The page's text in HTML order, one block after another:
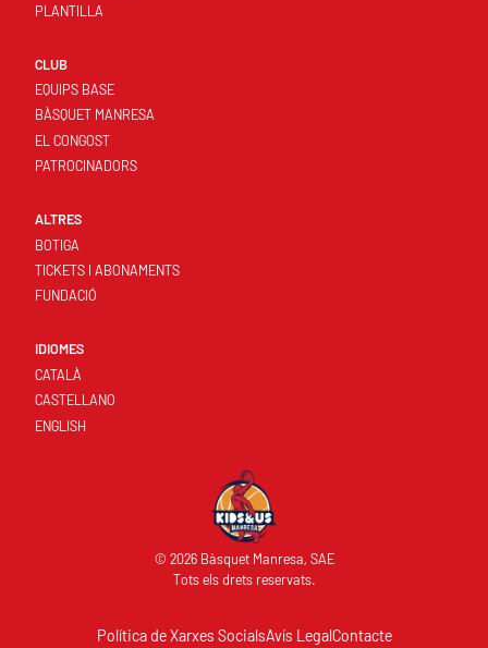
PLANTILLA
CLUB
EQUIPS BASE
BÀSQUET MANRESA
EL CONGOST
PATROCINADORS
ALTRES
BOTIGA
TICKETS I ABONAMENTS
FUNDACIÓ
IDIOMES
CATALÀ
CASTELLANO
ENGLISH
© 2026 Bàsquet Manresa, SAE
Tots els drets reservats.
Política de Xarxes SocialsAvís LegalContacte